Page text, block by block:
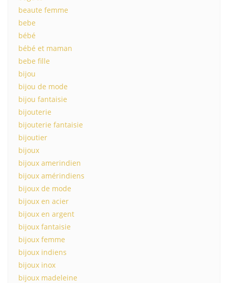
beaute femme
bebe
bébé
bébé et maman
bebe fille
bijou
bijou de mode
bijou fantaisie
bijouterie
bijouterie fantaisie
bijoutier
bijoux
bijoux amerindien
bijoux amérindiens
bijoux de mode
bijoux en acier
bijoux en argent
bijoux fantaisie
bijoux femme
bijoux indiens
bijoux inox
bijoux madeleine